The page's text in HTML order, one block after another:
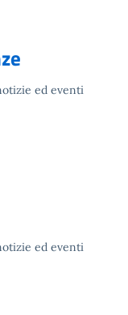
ed eventi
ed eventi